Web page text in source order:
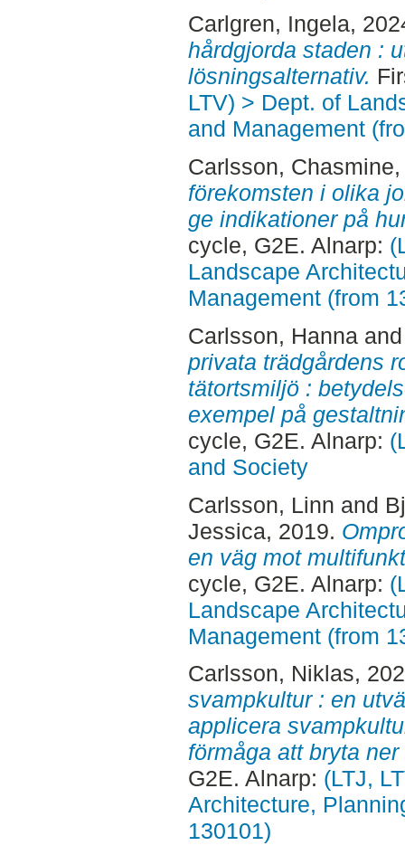
Carlgren, Ingela,
hårdgjorda staden :
lösningsalternativ.
LTV) > Dept. of
and Management
Carlsson, Chasmine
förekomsten i olika
ge indikationer på
cycle, G2E. Alnarp:
Landscape
Management (from
Carlsson, Hanna
privata trädgårdens
tätortsmiljö :
exempel på
cycle, G2E. Alnarp:
and Society
Carlsson, Linn and
Jessica, 2019.
en väg mot
cycle, G2E. Alnarp:
Landscape
Management (from
Carlsson, Niklas,
svampkultur : en
applicera
förmåga att bryta
G2E. Alnarp: (LTJ,
Architecture,
130101)